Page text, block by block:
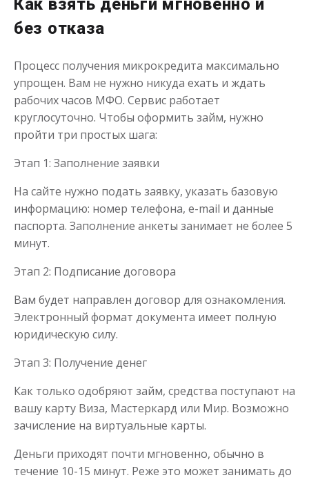
Переведём в долг
Срок
Деньги до зарплаты
Сумма
Получить
Как взять деньги мгновенно и
без отказа
Процесс получения микрокредита максимально
упрощен. Вам не нужно никуда ехать и ждать
рабочих часов МФО. Сервис работает
круглосуточно. Чтобы оформить займ, нужно
пройти три простых шага:
Этап 1: Заполнение заявки
На сайте нужно подать заявку, указать базовую
информацию: номер телефона, e-mail и данные
паспорта. Заполнение анкеты занимает не более 5
минут.
Этап 2: Подписание договора
Вам будет направлен договор для ознакомления.
Электронный формат документа имеет полную
юридическую силу.
Этап 3: Получение денег
Как только одобряют займ, средства поступают на
вашу карту Виза, Мастеркард или Мир. Возможно
зачисление на виртуальные карты.
Деньги приходят почти мгновенно, обычно в
течение 10-15 минут. Реже это может занимать до